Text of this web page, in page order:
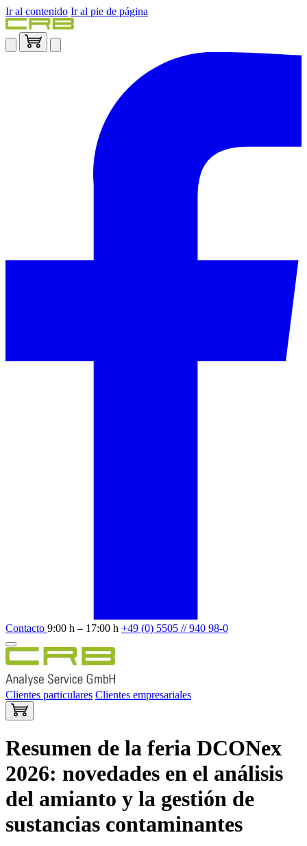
Ir al contenido Ir al pie de página
Contacto 9:00 h – 17:00 h +49 (0) 5505 // 940 98-0
Clientes particulares Clientes empresariales
Resumen de la feria DCONex
2026: novedades en el análisis
del amianto y la gestión de
sustancias contaminantes